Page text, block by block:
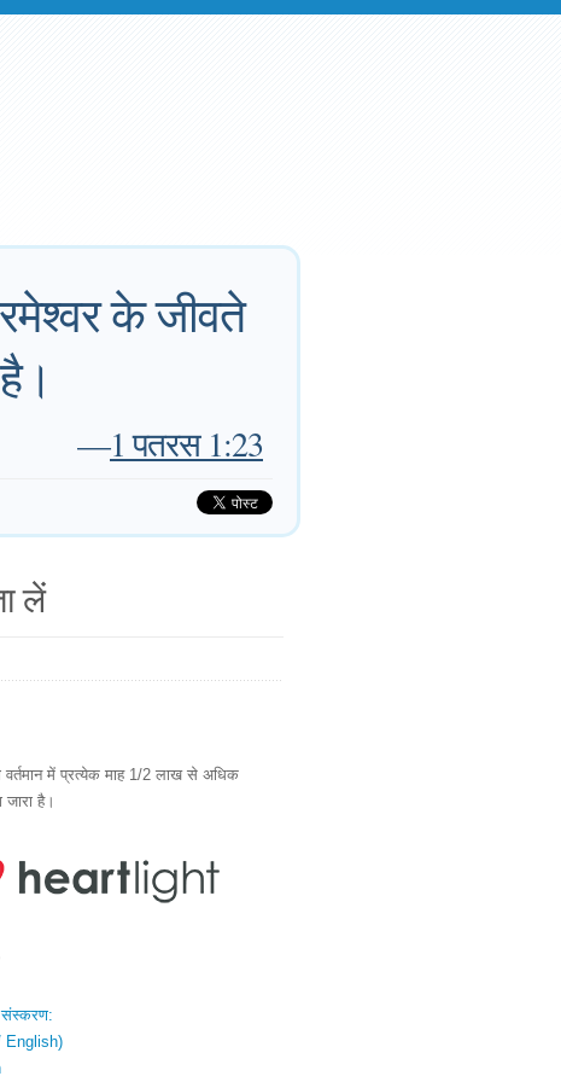
के जीवते
—1 पतरस 1:23
लें
में प्रत्येक माह 1/2 लाख से अधिक
जारा है।
संस्करण:
/ English)